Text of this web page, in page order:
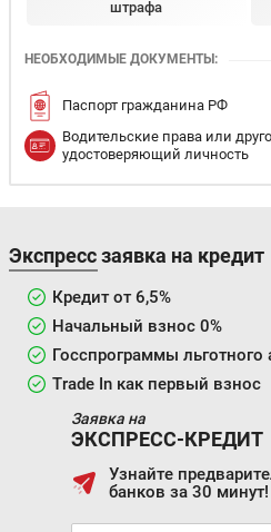
штрафа
НЕОБХОДИМЫЕ ДОКУМЕНТЫ:
Паспорт гражданина РФ
Водительские права или
удостоверяющий личность
Экспресс заявка на кредит
Кредит от 6,5%
Начальный взнос 0%
Госспрограммы льготного
Trade In как первый взнос
Заявка на
ЭКСПРЕСС-КРЕДИТ
Узнайте
банков за 30 минут!